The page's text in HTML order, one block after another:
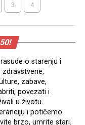
3 4
o starenju i
zabave,
povezati i
u životu.
i potičemo
brzo, umrite stari.